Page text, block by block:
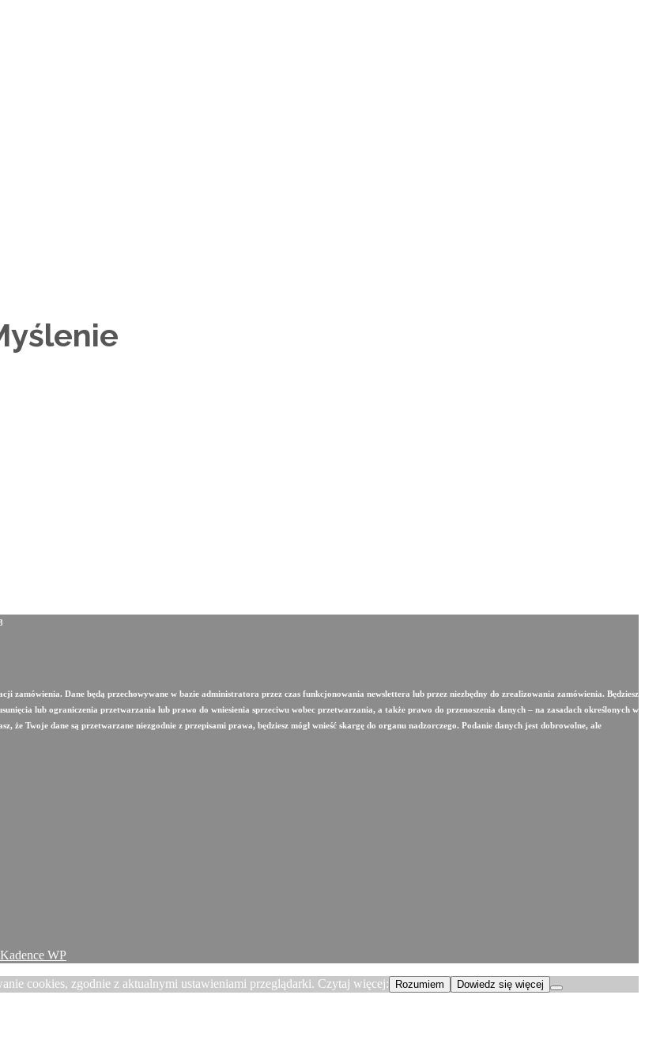
zamówienia. Dane będą przechowywane w bazie administratora przez czas funkcjonowania newslettera lub przez niezbędny do zrealizowania zamówienia. Będziesz
lub ograniczenia przetwarzania lub prawo do wniesienia sprzeciwu wobec przetwarzania, a także prawo do przenoszenia danych – na zasadach określonych w
Twoje dane są przetwarzane niezgodnie z przepisami prawa, będziesz mógł wnieść skargę do organu nadzorczego. Podanie danych jest dobrowolne, ale
Kadence WP
cookies, zgodnie z aktualnymi ustawieniami przeglądarki. Czytaj więcej: Rozumiem Dowiedz się więcej